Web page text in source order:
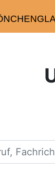
Fachrichtung,